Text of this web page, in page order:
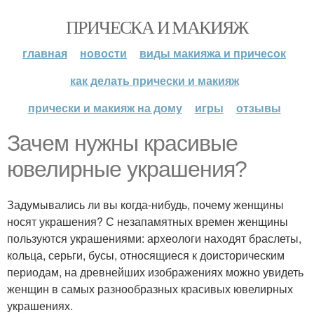
ПРИЧЕСКА И МАКИЯЖ
главная новости
виды макияжа и причесок
как делать прически и макияж
прически и макияж на дому
игры отзывы
Зачем нужны красивые
ювелирные украшения?
Задумывались ли вы когда-нибудь, почему женщины
носят украшения? С незапамятных времен женщины
пользуются украшениями: археологи находят браслеты,
кольца, серьги, бусы, относящиеся к доисторическим
периодам, на древнейших изображениях можно увидеть
женщин в самых разнообразных красивых ювелирных
украшениях.